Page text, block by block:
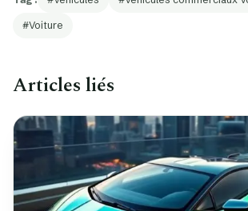
Voiture
Articles liés